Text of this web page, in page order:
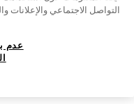
التواصل الاجتماعي والإعلانات
عدم